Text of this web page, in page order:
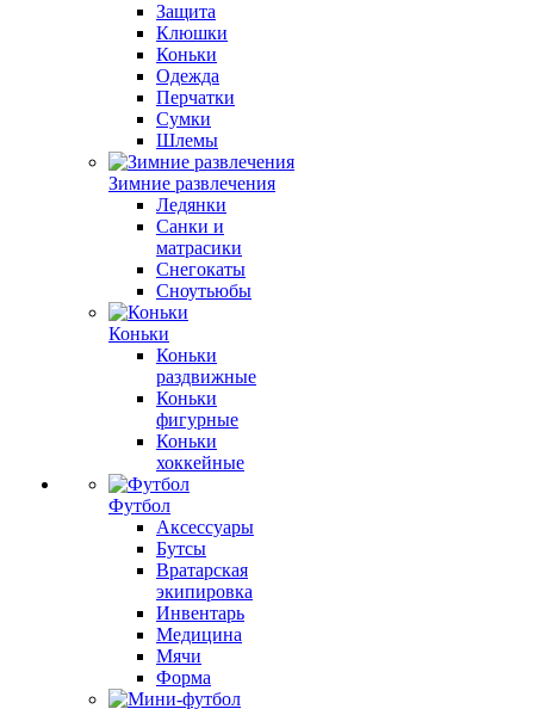
Защита
Клюшки
Коньки
Одежда
Перчатки
Сумки
Шлемы
Зимние развлечения
Ледянки
Санки и
матрасики
Снегокаты
Сноутьюбы
Коньки
Коньки
раздвижные
Коньки
фигурные
Коньки
хоккейные
Футбол
Аксессуары
Бутсы
Вратарская
экипировка
Инвентарь
Медицина
Мячи
Форма